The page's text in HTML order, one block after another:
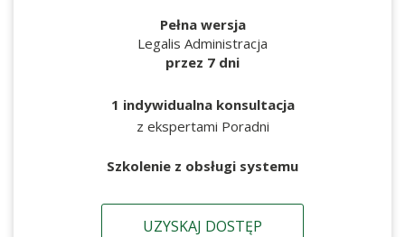
Pełna wersja
Legalis Administracja
przez 7 dni
1 indywidualna konsultacja
z ekspertami Poradni
Szkolenie z obsługi systemu
UZYSKAJ DOSTĘP